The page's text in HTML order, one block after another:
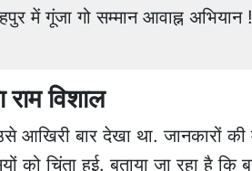
गूंजा गो सम्मान आवाह्न अभियान !
विशाल
आखिरी बार देखा था. जानकारों की
को चिंता हुई. बताया जा रहा है कि